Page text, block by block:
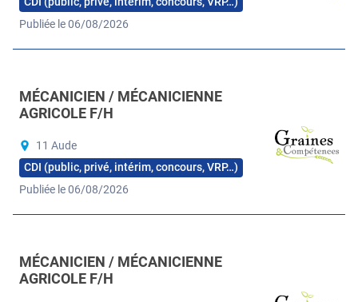
Publiée le 06/08/2026
MÉCANICIEN / MÉCANICIENNE
AGRICOLE F/H
11 Aude
CDI (public, privé, intérim, concours, VRP…)
Publiée le 06/08/2026
MÉCANICIEN / MÉCANICIENNE
AGRICOLE F/H